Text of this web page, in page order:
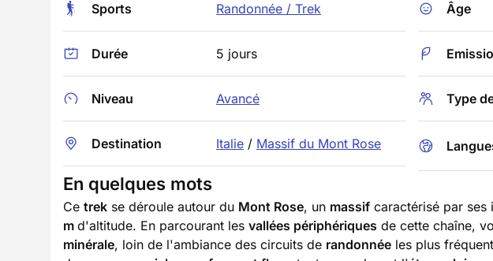
Sports Randonnée / Trek
Durée 5 jours
Niveau Avancé
Destination Italie / Massif du Mont Rose
Âge
Type
En quelques mots
Ce trek se déroule autour du Mont Rose, un massif caractérisé par ses
m d'altitude. En parcourant les vallées périphériques de cette chaîne,
minérale, loin de l'ambiance des circuits de randonnée les plus